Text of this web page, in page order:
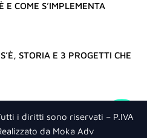
E COME S’IMPLEMENTA
STORIA E 3 PROGETTI CHE
i diritti sono riservati – P.IVA
da Moka Adv